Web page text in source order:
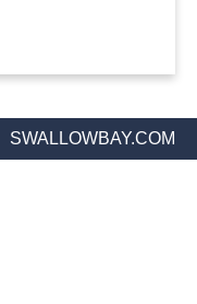
SWALLOWBAY.COM